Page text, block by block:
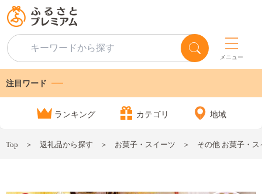
メニュー
注目ワード
ランキング カテゴリ 地域
Top 返礼品から探す お菓子・スイーツ その他 お菓子・ス